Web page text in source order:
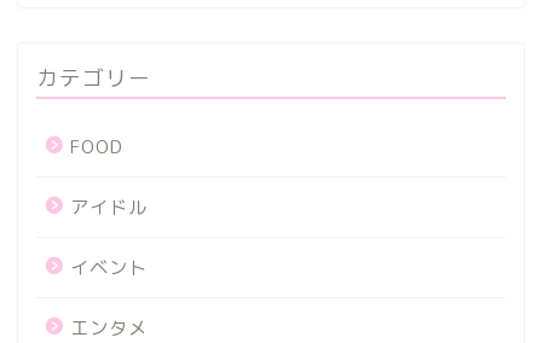
カテゴリー
FOOD
アイドル
イベント
エンタメ